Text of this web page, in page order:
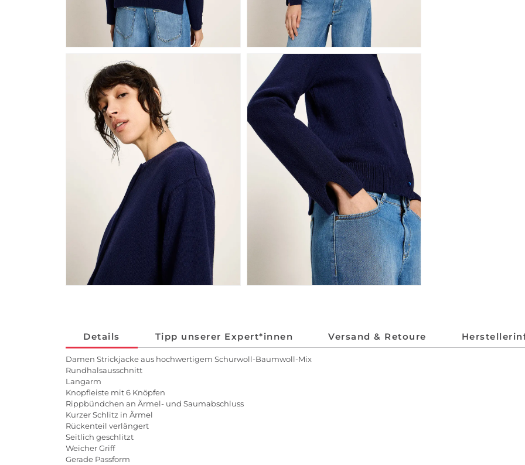
Details Tipp unserer Expert*innen Versand & Retoure
Damen Strickjacke aus hochwertigem Schurwoll-Baumwoll-Mix
Rundhalsausschnitt
Langarm
Knopfleiste mit 6 Knöpfen
Rippbündchen an Ärmel- und Saumabschluss
Kurzer Schlitz in Ärmel
Rückenteil verlängert
Seitlich geschlitzt
Weicher Griff
Gerade Passform